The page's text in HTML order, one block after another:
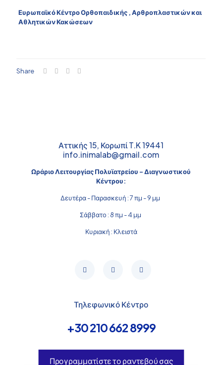
Ευρωπαϊκό Κέντρο Ορθοπαιδικής , Αρθροπλαστικών και
Αθλητικών Κακώσεων
Share
Αττικής 15, Κορωπί T.K 19441
info.inimalab@gmail.com
Ωράριο Λειτουργίας Πολυϊατρείου - Διαγνωστικού
Κέντρου:
Δευτέρα - Παρασκευή : 7 πμ - 9 μμ
Σάββατο : 8 πμ - 4 μμ
Κυριακή : Κλειστά
Τηλεφωνικό Κέντρο
+30 210 662 8999
Προγραμματίστε το ραντεβού σας